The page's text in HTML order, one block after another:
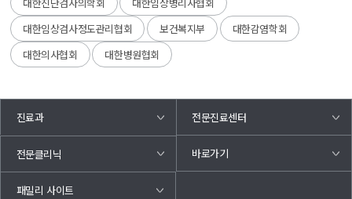
대한진단검사의학회
대한임상병리사협회
대한임상검사정도관리협회
보건복지부
대한감염학회
대한의사협회
대한병원협회
진료과 전문진료센터
전문클리닉 바로가기
패밀리 사이트